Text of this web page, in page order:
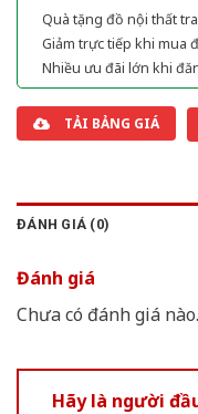
Quà tặng đồ nội thất
Giảm trực tiếp khi mua
Nhiều ưu đãi lớn khi
TẢI BẢNG GIÁ
ĐÁNH GIÁ (0)
Đánh giá
Chưa có đánh giá nào.
Hãy là người